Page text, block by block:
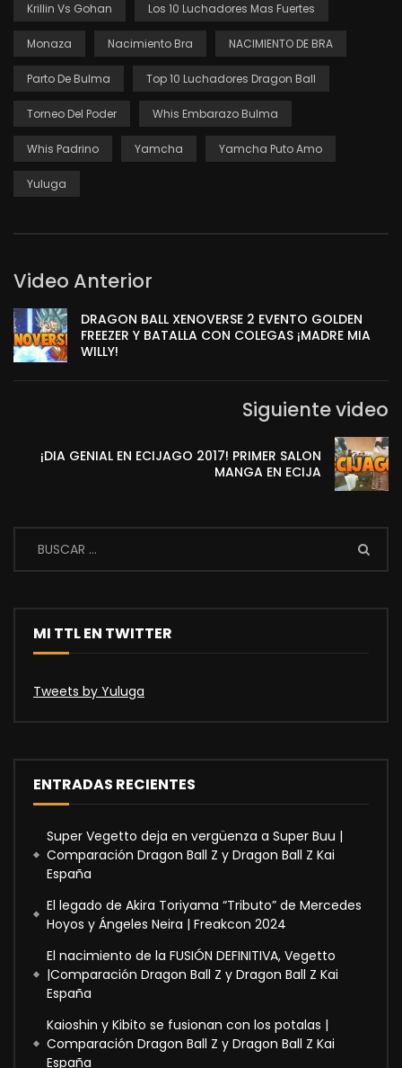
Krillin Vs Gohan Los 10 Luchadores Mas Fuertes
Monaza Nacimiento Bra NACIMIENTO DE BRA
Parto De Bulma Top 10 Luchadores Dragon Ball
Torneo Del Poder Whis Embarazo Bulma
Whis Padrino Yamcha Yamcha Puto Amo
Yuluga
Video Anterior
DRAGON BALL XENOVERSE 2 EVENTO GOLDEN
FREEZER Y BATALLA CON COLEGAS ¡MADRE MIA
WILLY!
Siguiente video
¡DIA GENIAL EN ECIJAGO 2017! PRIMER SALON
MANGA EN ECIJA
MI TTL EN TWITTER
Tweets by Yuluga
ENTRADAS RECIENTES
Super Vegetto deja en vergüenza a Super Buu |
Comparación Dragon Ball Z y Dragon Ball Z Kai
España
El legado de Akira Toriyama “Tributo” de Mercedes
Hoyos y Ángeles Neira | Freakcon 2024
El nacimiento de la FUSIÓN DEFINITIVA, Vegetto
|Comparación Dragon Ball Z y Dragon Ball Z Kai
España
Kaioshin y Kibito se fusionan con los potalas |
Comparación Dragon Ball Z y Dragon Ball Z Kai
España